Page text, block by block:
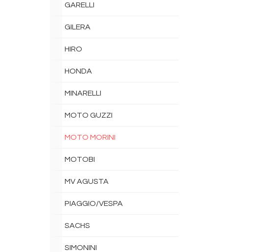
GARELLI
GILERA
HIRO
HONDA
MINARELLI
MOTO GUZZI
MOTO MORINI
MOTOBI
MV AGUSTA
PIAGGIO/VESPA
SACHS
SIMONINI